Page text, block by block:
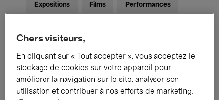
Expositions Films Performances
Musique électronique
Chers visiteurs,
En cliquant sur « Tout accepter », vous acceptez le
stockage de cookies sur votre appareil pour
améliorer la navigation sur le site, analyser son
utilisation et contribuer à nos efforts de marketing.